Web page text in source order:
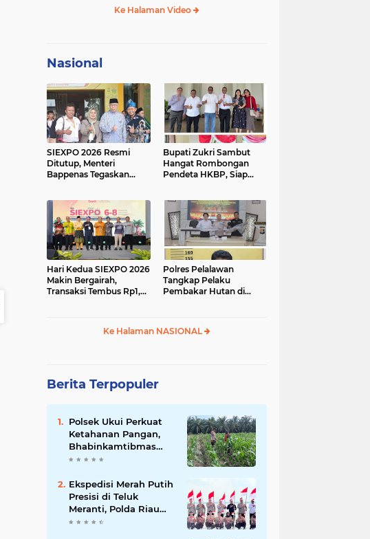
Ke Halaman Video
Nasional
SIEXPO 2026 Resmi
Ditutup, Menteri
Bappenas Tegaskan
Nasional
Bupati Zukri Sambut
Hangat Rombongan
Pendeta HKBP, Siap
Hari Kedua SIEXPO 2026
Makin Bergairah,
Transaksi Tembus Rp1,05
Polres Pelalawan
Tangkap Pelaku
Pembakar Hutan di
Ke Halaman NASIONAL
Berita Terpopuler
Polsek Ukui Perkuat
Ketahanan Pangan,
Bhabinkamtibmas
Pantau Pertumbuhan
Air Hitam
Ekspedisi Merah Putih
Presisi di Teluk
Meranti, Polda Riau
dan Polres Pelalawan